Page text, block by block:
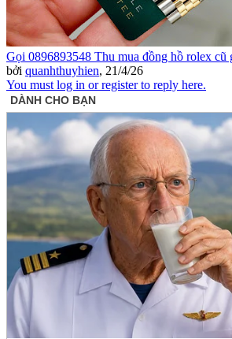
Gọi 0896893548 Thu mua đồng hồ rolex cũ
bởi quanhthuyhien, 21/4/26
You must log in or register to reply here.